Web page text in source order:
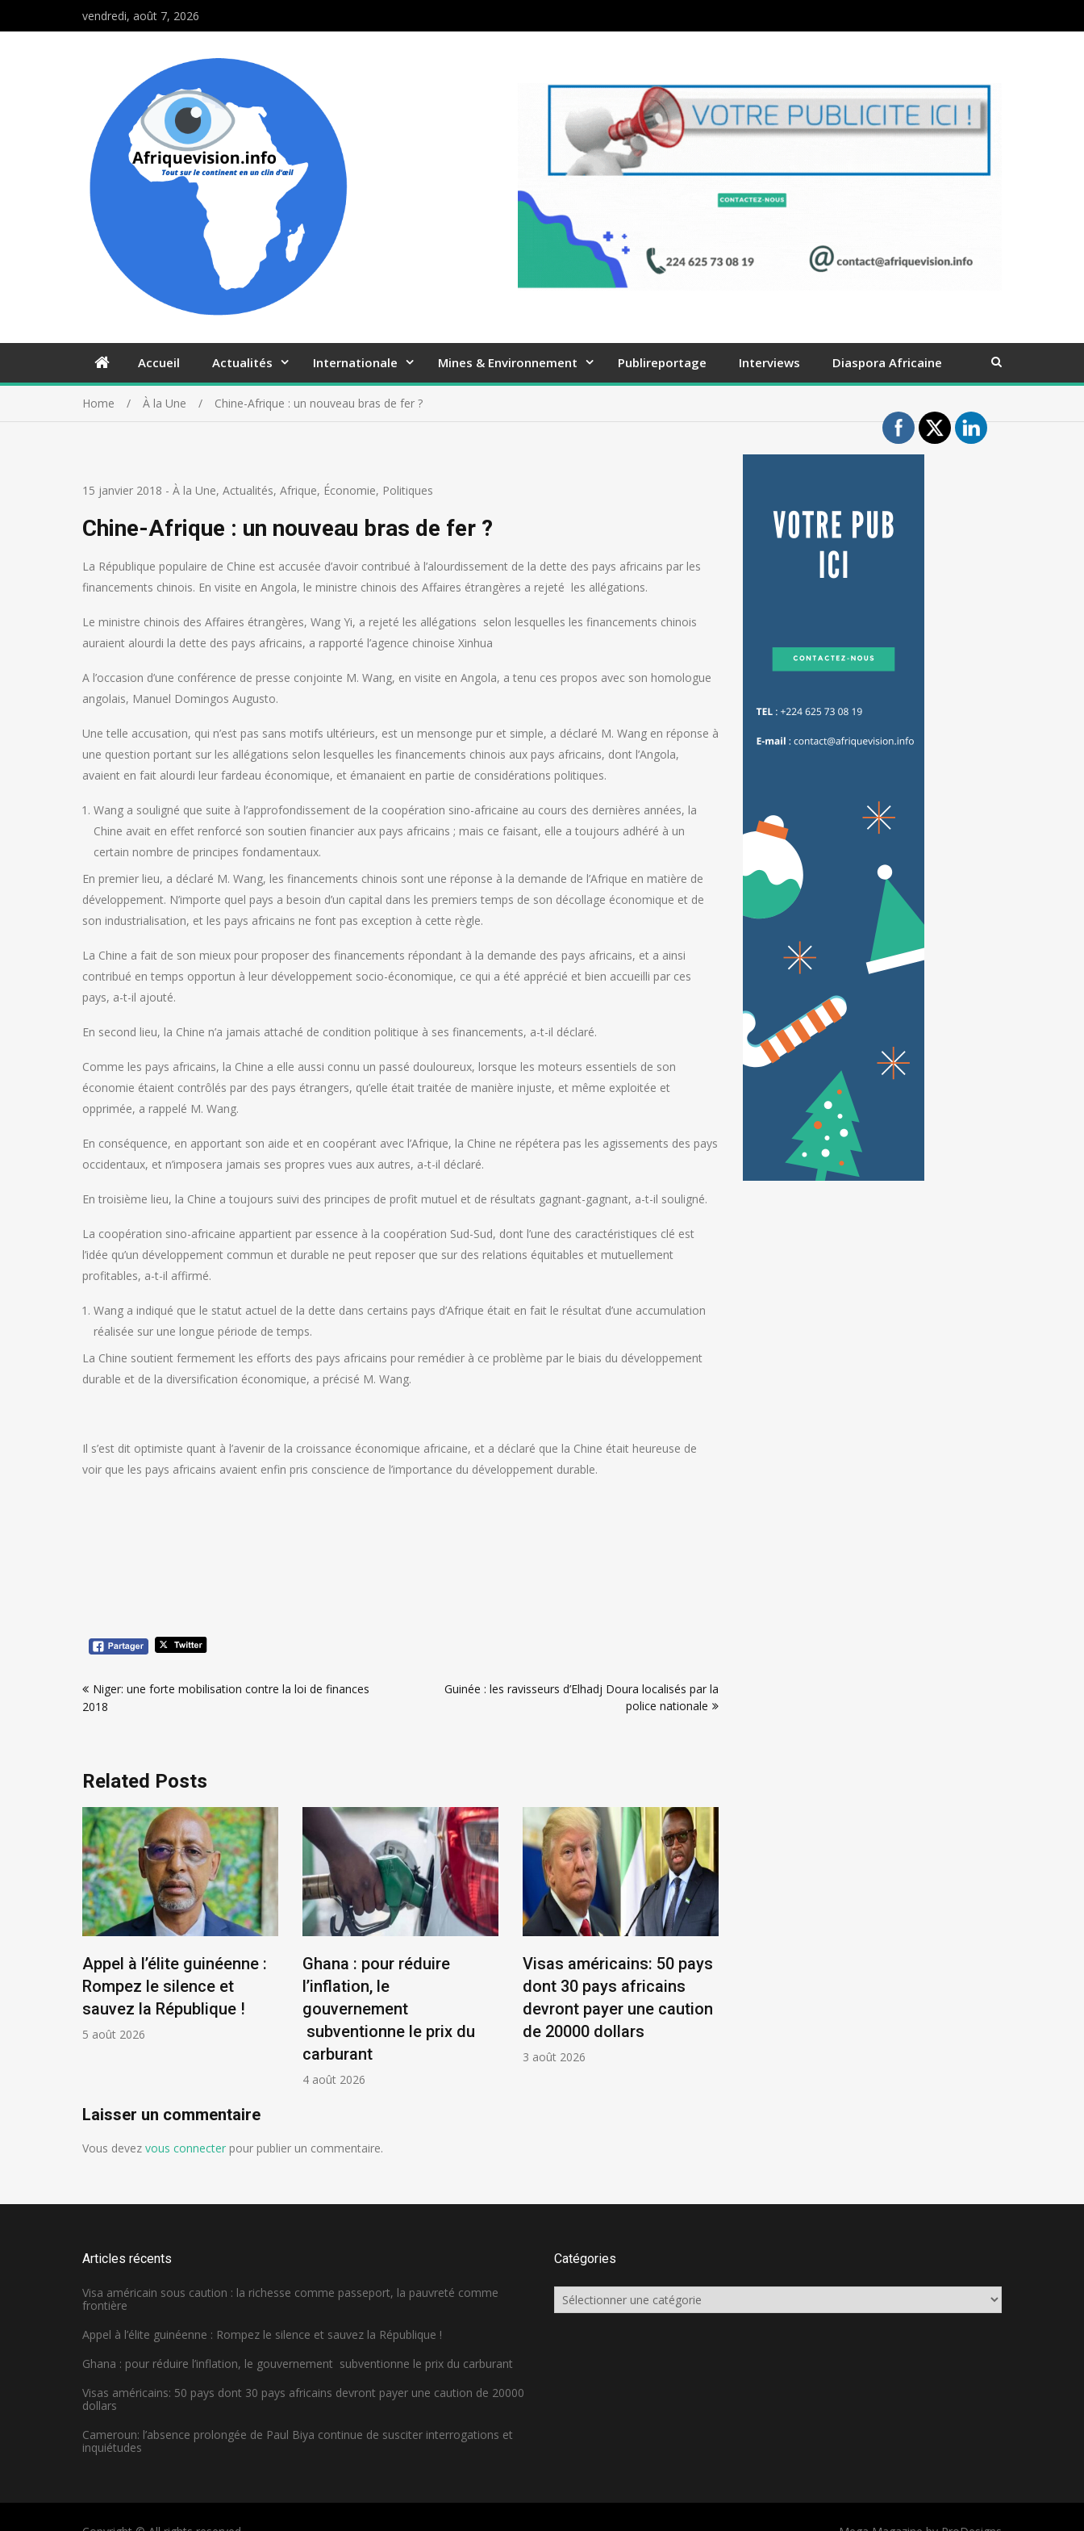
vendredi, août 7, 2026
Accueil Actualités Internationale Mines & Environnement Publireportage Interviews Diaspora Africaine
Home À la Une Chine-Afrique : un nouveau bras de fer ?
15 janvier 2018 - À la Une, Actualités, Afrique, Économie, Politiques
Chine-Afrique : un nouveau bras de fer ?
La République populaire de Chine est accusée d’avoir contribué à l’alourdissement de la dette des pays africains par les
financements chinois. En visite en Angola, le ministre chinois des Affaires étrangères a rejeté les allégations.
Le ministre chinois des Affaires étrangères, Wang Yi, a rejeté les allégations selon lesquelles les financements chinois
auraient alourdi la dette des pays africains, a rapporté l’agence chinoise Xinhua
A l’occasion d’une conférence de presse conjointe M. Wang, en visite en Angola, a tenu ces propos avec son homologue
angolais, Manuel Domingos Augusto.
Une telle accusation, qui n’est pas sans motifs ultérieurs, est un mensonge pur et simple, a déclaré M. Wang en réponse à
une question portant sur les allégations selon lesquelles les financements chinois aux pays africains, dont l’Angola,
avaient en fait alourdi leur fardeau économique, et émanaient en partie de considérations politiques.
Wang a souligné que suite à l’approfondissement de la coopération sino-africaine au cours des dernières années, la
Chine avait en effet renforcé son soutien financier aux pays africains ; mais ce faisant, elle a toujours adhéré à un
certain nombre de principes fondamentaux.
En premier lieu, a déclaré M. Wang, les financements chinois sont une réponse à la demande de l’Afrique en matière de
développement. N’importe quel pays a besoin d’un capital dans les premiers temps de son décollage économique et de
son industrialisation, et les pays africains ne font pas exception à cette règle.
La Chine a fait de son mieux pour proposer des financements répondant à la demande des pays africains, et a ainsi
contribué en temps opportun à leur développement socio-économique, ce qui a été apprécié et bien accueilli par ces
pays, a-t-il ajouté.
En second lieu, la Chine n’a jamais attaché de condition politique à ses financements, a-t-il déclaré.
Comme les pays africains, la Chine a elle aussi connu un passé douloureux, lorsque les moteurs essentiels de son
économie étaient contrôlés par des pays étrangers, qu’elle était traitée de manière injuste, et même exploitée et
opprimée, a rappelé M. Wang.
En conséquence, en apportant son aide et en coopérant avec l’Afrique, la Chine ne répétera pas les agissements des pays
occidentaux, et n’imposera jamais ses propres vues aux autres, a-t-il déclaré.
En troisième lieu, la Chine a toujours suivi des principes de profit mutuel et de résultats gagnant-gagnant, a-t-il souligné.
La coopération sino-africaine appartient par essence à la coopération Sud-Sud, dont l’une des caractéristiques clé est
l’idée qu’un développement commun et durable ne peut reposer que sur des relations équitables et mutuellement
profitables, a-t-il affirmé.
Wang a indiqué que le statut actuel de la dette dans certains pays d’Afrique était en fait le résultat d’une accumulation
réalisée sur une longue période de temps.
La Chine soutient fermement les efforts des pays africains pour remédier à ce problème par le biais du développement
durable et de la diversification économique, a précisé M. Wang.
Il s’est dit optimiste quant à l’avenir de la croissance économique africaine, et a déclaré que la Chine était heureuse de
voir que les pays africains avaient enfin pris conscience de l’importance du développement durable.
deNiger: une forte mobilisation contre la loi de finances
2018
Guinée : les ravisseurs d’Elhadj Doura localisés par la
police nationale
Related Posts
Appel à l’élite guinéenne :
Rompez le silence et
sauvez la République !
5 août 2026
Ghana : pour réduire
l’inflation, le
gouvernement
subventionne le prix du
carburant
4 août 2026
Visas américains: 50 pays
dont 30 pays africains
devront payer une caution
de 20000 dollars
3 août 2026
Laisser un commentaire
Vous devez vous connecter pour publier un commentaire.
Articles récents
Visa américain sous caution : la richesse comme passeport, la pauvreté comme
frontière
Appel à l’élite guinéenne : Rompez le silence et sauvez la République !
Ghana : pour réduire l’inflation, le gouvernement subventionne le prix du carburant
Visas américains: 50 pays dont 30 pays africains devront payer une caution de 20000
dollars
Cameroun: l’absence prolongée de Paul Biya continue de susciter interrogations et
inquiétudes
Catégories
Catégories